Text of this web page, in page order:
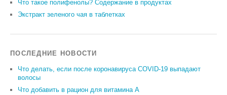
Что такое полифенолы? Содержание в продуктах
Экстракт зеленого чая в таблетках
ПОСЛЕДНИЕ НОВОСТИ
Что делать, если после коронавируса COVID-19 выпадают
волосы
Что добавить в рацион для витамина А